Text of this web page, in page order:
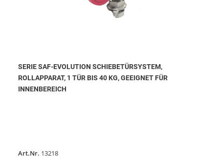
SERIE SAF-EVOLUTION SCHIEBETÜRSYSTEM,
ROLLAPPARAT, 1 TÜR BIS 40 KG, GEEIGNET FÜR
INNENBEREICH
Art.Nr. 13218